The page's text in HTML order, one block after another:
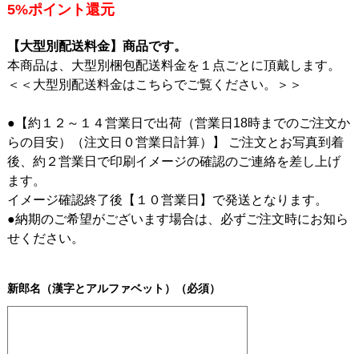
5%ポイント還元
【大型別配送料金】商品です。
本商品は、大型別梱包配送料金を１点ごとに頂戴します。
＜＜大型別配送料金はこちらでご覧ください。＞＞
●【約１２～１４営業日で出荷（営業日18時までのご注文か
らの目安）（注文日０営業日計算）】 ご注文とお写真到着
後、約２営業日で印刷イメージの確認のご連絡を差し上げ
ます。
イメージ確認終了後【１０営業日】で発送となります。
●納期のご希望がございます場合は、必ずご注文時にお知ら
せください。
新郎名（漢字とアルファベット）（必須）